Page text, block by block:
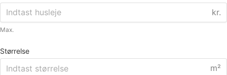
kr.
Max.
Størrelse
m²